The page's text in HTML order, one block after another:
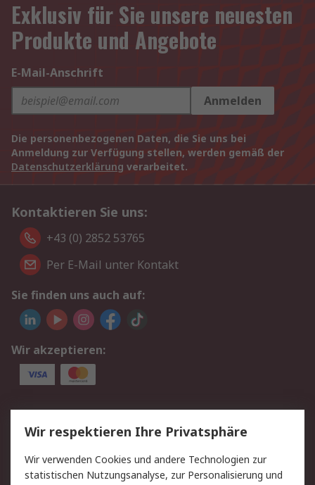
Exklusiv für Sie unsere neuesten
Produkte und Angebote
E-Mail-Anschrift
Anmelden
Die personenbezogenen Daten, die Sie uns bei
Anmeldung zur Verfügung stellen, werden gemäß der
Datenschutzerklärung verarbeitet.
Kontaktieren Sie uns:
+43 (0) 2852 53765
Per E-Mail unter Kontakt
Sie finden uns auch auf:
Wir akzeptieren:
Service
Value Added Services
Lieferlösungen
Rücksendung/Entsorgung Kontakt
Hilfe
Wir respektieren Ihre Privatsphäre
Wir verwenden Cookies und andere Technologien zur
statistischen Nutzungsanalyse, zur Personalisierung und